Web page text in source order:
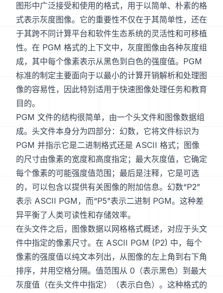
图形中广泛接受和使用的格式，用于以简单、朴素的格
式表示灰度图像。它的重要性不仅在于其简单性，还在
于其跨不同计算平台和软件生态系统的灵活性和可移植
性。在 PGM 格式的上下文中，灰度图像由各种灰度组
成，其中每个像素表示从黑色到白色的强度值。PGM
标准的制定主要面向于以最小的计算开销解析和处理图
像的容易性，因此特别适用于快速图像处理任务和教育
目的。
PGM 文件的结构很简单，由一个头文件和图像数据组
成。头文件本身分为四部分：幻数，它将文件标识为
PGM 并指示它是二进制格式还是 ASCII 格式；图像
的尺寸由像素的宽度和高度指定；最大灰度值，它确定
每个像素的可能强度值范围；最后是注释，它是可选
的，可以包含以提供有关图像的附加信息。幻数“P2”
表示 ASCII PGM，而“P5”表示二进制 PGM。这种差
异平衡了人类可读性和存储效率。
在头文件之后，图像数据以网格格式概述，对应于头文
件中指定的像素尺寸。在 ASCII PGM (P2) 中，每个
像素的强度值以纯文本列出，从图像的左上角到右下角
排序，并用空格分隔。值范围从 0（表示黑色）到最大
灰度值（在头文件中指定）（表示白色）。这种格式的